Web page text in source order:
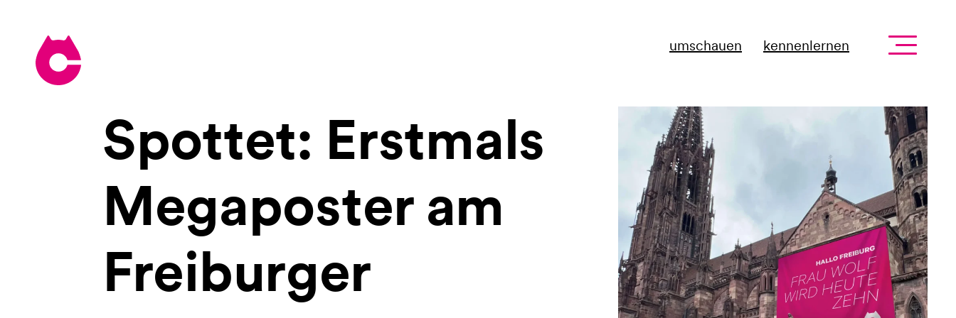
umschauen kennenlernen
Spottet: Erstmals
Megaposter am
Freiburger